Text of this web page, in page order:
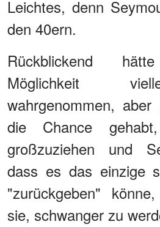
Leichtes, denn
den 40ern.
Rückblickend
Möglichkeit
wahrgenommen,
die Chance
großzuziehen und
dass es das einzige
"zurückgeben"
sie, schwanger zu